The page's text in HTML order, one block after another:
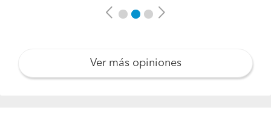
Previous Next
Ver más opiniones